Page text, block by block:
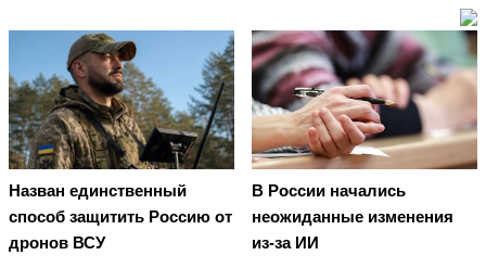
Назван единственный
способ защитить Россию от
дронов ВСУ
В России начались
неожиданные изменения
из-за ИИ